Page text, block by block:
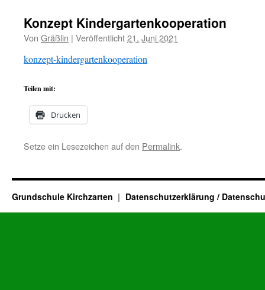
Konzept Kindergartenkooperation
Von Gräßlin | Veröffentlicht21. Juni 2021
konzept-kindergartenkooperation
Teilen mit:
Drucken
Setze ein Lesezeichen auf den Permalink.
Grundschule Kirchzarten Datenschutzerklärung /